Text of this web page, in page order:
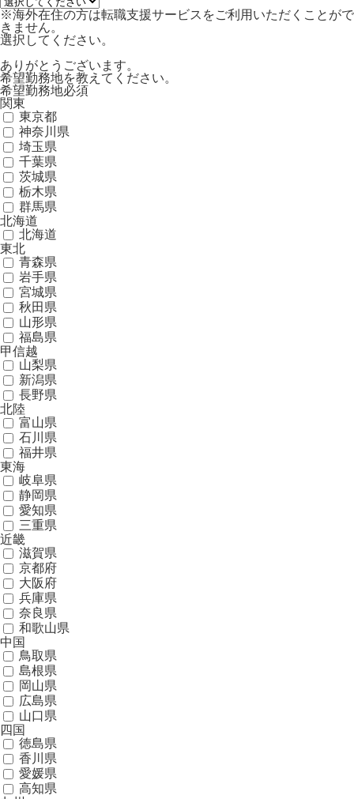
※海外在住の方は転職支援サービスをご利用いただくことがで
きません。
選択してください。
ありがとうございます。
希望勤務地を教えてください。
希望勤務地必須
関東
東京都
神奈川県
埼玉県
千葉県
茨城県
栃木県
群馬県
北海道
北海道
東北
青森県
岩手県
宮城県
秋田県
山形県
福島県
甲信越
山梨県
新潟県
長野県
北陸
富山県
石川県
福井県
東海
岐阜県
静岡県
愛知県
三重県
近畿
滋賀県
京都府
大阪府
兵庫県
奈良県
和歌山県
中国
鳥取県
島根県
岡山県
広島県
山口県
四国
徳島県
香川県
愛媛県
高知県